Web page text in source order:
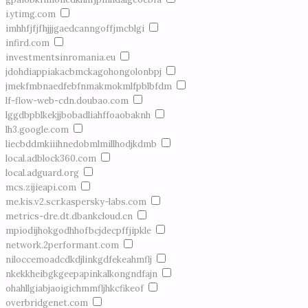
i.ytimg.com
imhhfjfjfhjjjgaedcanngoffjmcblgi
infird.com
investmentsinromania.eu
jdohdiappiakacbmckagohongolonbpj
jmekfmbnaedfebfnmakmokmlfpblbfdm
lf-flow-web-cdn.doubao.com
lggdbpblkekjjbobadliahffoaobaknh
lh3.google.com
liecbddmkiiihnedobmlmillhodjkdmb
local.adblock360.com
local.adguard.org
mcs.zijieapi.com
me.kis.v2.scr.kaspersky-labs.com
metrics-dre.dt.dbankcloud.cn
mpiodijhokgodhhofbcjdecpffjipkle
network.2performant.com
niloccemoadcdkdjlinkgdfekeahmflj
nkekkheibgkgeepapinkalkongndfajn
ohahllgiabjaoigichmmfljhkcfikeof
overbridgenet.com